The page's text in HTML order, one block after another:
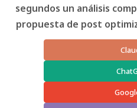
segundos un análisis
propuesta de post